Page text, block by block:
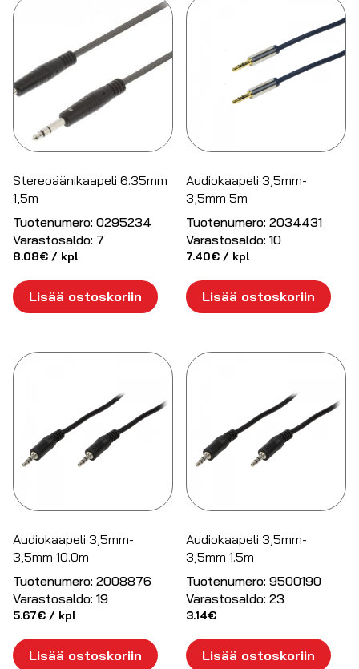
Stereoäänikaapeli 6.35mm
1,5m
Tuotenumero: 0295234
Varastosaldo: 7
8.08€ / kpl
Lisää ostoskoriin
Audiokaapeli 3,5mm-
3,5mm 5m
Tuotenumero: 2034431
Varastosaldo: 10
7.40€ / kpl
Lisää ostoskoriin
Audiokaapeli 3,5mm-
3,5mm 10.0m
Tuotenumero: 2008876
Varastosaldo: 19
5.67€ / kpl
Lisää ostoskoriin
Audiokaapeli 3,5mm-
3,5mm 1.5m
Tuotenumero: 9500190
Varastosaldo: 23
3.14€
Lisää ostoskoriin